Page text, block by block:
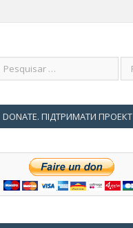
DONATE. ПІДТРИМАТИ ПРОЕКТ